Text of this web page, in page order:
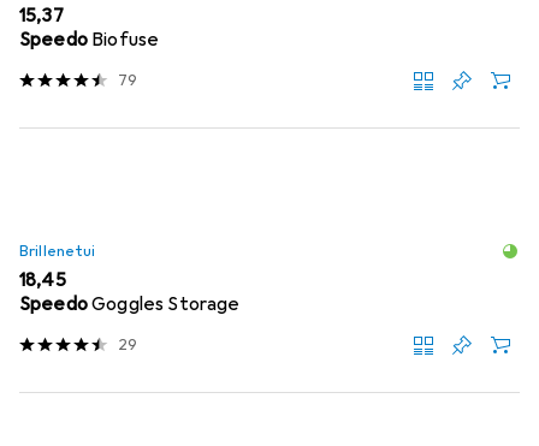
EUR
15,37
Speedo Biofuse
79
Brillenetui
EUR
18,45
SpeedoGoggles Storage
29